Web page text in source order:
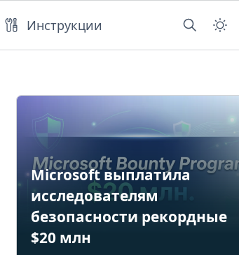
Инструкции
Microsoft выплатила
исследователям
безопасности рекордные
$20 млн